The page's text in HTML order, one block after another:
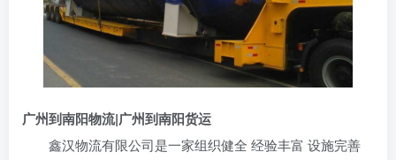
广州到南阳物流|广州到南阳货运
鑫汉物流有限公司是一家组织健全 经验丰富 设施完善